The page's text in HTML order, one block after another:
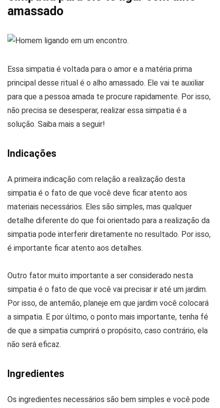
amassado
Essa simpatia é voltada para o amor e a matéria prima
principal desse ritual é o alho amassado. Ele vai te auxiliar
para que a pessoa amada te procure rapidamente. Por isso,
não precisa se desesperar, realizar essa simpatia é a
solução. Saiba mais a seguir!
Indicações
A primeira indicação com relação a realização desta
simpatia é o fato de que você deve ficar atento aos
materiais necessários. Eles são simples, mas qualquer
detalhe diferente do que foi orientado para a realização da
simpatia pode interferir diretamente no resultado. Por isso,
é importante ficar atento aos detalhes.
Outro fator muito importante a ser considerado nesta
simpatia é o fato de que você vai precisar ir até um jardim.
Por isso, de antemão, planeje em que jardim você colocará
a simpatia. E por último, o ponto mais importante, tenha fé
de que a simpatia cumprirá o propósito, caso contrário, ela
não será eficaz.
Ingredientes
Os ingredientes necessários são bem simples e você pode